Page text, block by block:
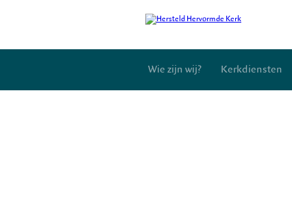
Wie zijn wij? Kerkdiensten